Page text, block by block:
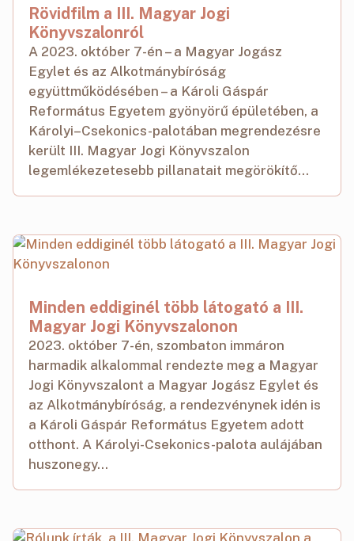
Rövidfilm a III. Magyar Jogi
Könyvszalonról
A 2023. október 7-én – a Magyar Jogász
Egylet és az Alkotmánybíróság
együttműködésében – a Károli Gáspár
Református Egyetem gyönyörű épületében, a
Károlyi–Csekonics-palotában megrendezésre
került III. Magyar Jogi Könyvszalon
legemlékezetesebb pillanatait megörökítő...
Minden eddiginél több látogató a III.
Magyar Jogi Könyvszalonon
2023. október 7-én, szombaton immáron
harmadik alkalommal rendezte meg a Magyar
Jogi Könyvszalont a Magyar Jogász Egylet és
az Alkotmánybíróság, a rendezvénynek idén is
a Károli Gáspár Református Egyetem adott
otthont. A Károlyi-Csekonics-palota aulájában
huszonegy...